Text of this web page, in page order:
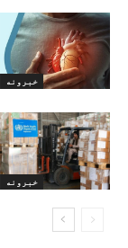
خبرونه
خبرونه